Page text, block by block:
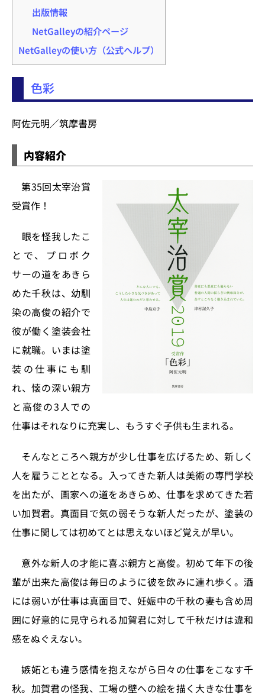
出版情報
NetGalleyの紹介ページ
NetGalleyの使い方（公式ヘルプ）
色彩
阿佐元明／筑摩書房
内容紹介
第35回太宰治賞
受賞作！
眼を怪我したこ
とで、プロボク
サーの道をあきら
めた千秋は、幼馴
染の高俊の紹介で
彼が働く塗装会社
に就職。いまは塗
装の仕事にも馴
れ、懐の深い親方
と高俊の3人での
仕事はそれなりに充実し、もうすぐ子供も生まれる。
そんなところへ親方が少し仕事を広げるため、新しく
人を雇うこととなる。入ってきた新人は美術の専門学校
を出たが、画家への道をあきらめ、仕事を求めてきた若
い加賀君。真面目で気の弱そうな新人だったが、塗装の
仕事に関しては初めてとは思えないほど覚えが早い。
意外な新人の才能に喜ぶ親方と高俊。初めて年下の後
輩が出来た高俊は毎日のように彼を飲みに連れ歩く。酒
には弱いが仕事は真面目で、妊娠中の千秋の妻も含め周
囲に好意的に見守られる加賀君に対して千秋だけは違和
感をぬぐえない。
嫉妬とも違う感情を抱えながら日々の仕事をこなす千
秋。加賀君の怪我、工場の壁への絵を描く大きな仕事を